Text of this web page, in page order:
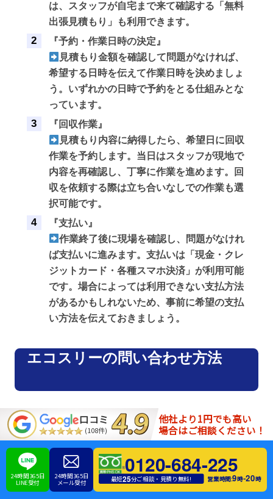
は、スタッフが自宅まで来て確認する「無料
出張見積もり」も利用できます。
『予約・作業日時の決定』
見積もり金額を確認して問題がなければ、
希望する日時を伝えて作業日時を決めましょ
う。いずれかの日時で予約をとる仕組みとな
っています。
『回収作業』
見積もり内容に納得したら、希望日に回収
作業を予約します。当日はスタッフが現地で
内容を再確認し、丁寧に作業を進めます。回
収を依頼する際は立ち合いなしでの作業も選
択可能です。
『支払い』
作業終了後に現場を確認し、問題がなけれ
ば支払いに進みます。支払いは「現金・クレ
ジットカード・各種スマホ決済」が利用可能
です。場合によっては利用できない支払方法
があるかもしれないため、事前に希望の支払
い方法を伝えておきましょう。
エコスリーの問い合わせ方法
エコスリーの問い合わせ方法は電話・メールの2つが
用意されています。電話からの問い合わせであれば
スタッフの接客対応が分かるためおすすめです。電
話の利用が難しい方はメールを利用しましょう。以
下でそれぞれ詳しく説明します。
口コミ
(108件)
他社より1円でも高い
場合はご相談ください！
24時間365日
LINE受付
24時間365日
メール受付
0120-684-225
最短25分ご相談・見積り無料! 営業時間:9時-20時